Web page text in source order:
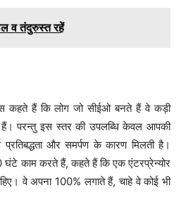
व तंदुरुस्त रहें
कहते हैं कि लोग जो सीईओ बनते हैं वे कड़ी
परन्तु इस स्तर की उपलब्धि केवल आपकी
और समर्पण के कारण मिलती है।
काम करते हैं, कहते हैं कि एक एंटरप्रेन्योर
वे अपना 100% लगाते हैं, चाहे वे कोई भी